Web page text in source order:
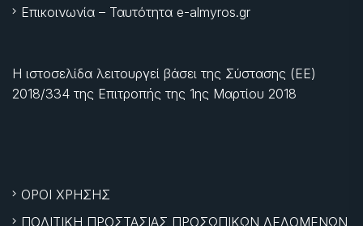
Επικοινωνία – Ταυτότητα e-almyros.gr
Η ιστοσελίδα λειτουργεί βάσει της Σύστασης (ΕΕ)
2018/334 της Επιτροπής της 1ης Μαρτίου 2018
ΟΡΟΙ ΧΡΗΣΗΣ
ΠΟΛΙΤΙΚΗ ΠΡΟΣΤΑΣΙΑΣ ΠΡΟΣΩΠΙΚΩΝ ΔΕΔΟΜΕΝΩΝ